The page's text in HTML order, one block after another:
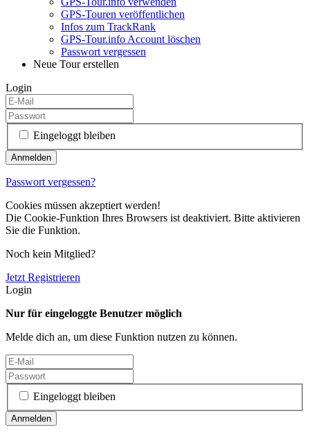
GPS-Touren veröffentlichen
Infos zum TrackRank
GPS-Tour.info Account löschen
Passwort vergessen
Neue Tour erstellen
Login
Eingeloggt bleiben
Passwort vergessen?
Cookies müssen akzeptiert werden!
Die Cookie-Funktion Ihres Browsers ist deaktiviert. Bitte aktivieren
Sie die Funktion.
Noch kein Mitglied?
Jetzt Registrieren
Login
Nur für eingeloggte Benutzer möglich
Melde dich an, um diese Funktion nutzen zu können.
Eingeloggt bleiben